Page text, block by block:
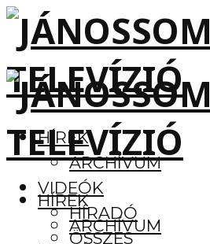
HÍREK
ARCHÍVUM
VIDEÓK
HÍRADÓ
ÖSSZES
HÍREK
ARCHÍVUM